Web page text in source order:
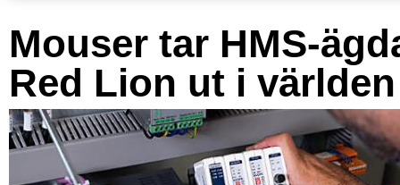
Mouser tar HMS-
Red Lion ut i världen